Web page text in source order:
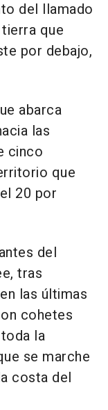
del llamado
que
por debajo,
abarca
las
cinco
que
20 por
del
tras
las últimas
cohetes
la
se marche
costa del